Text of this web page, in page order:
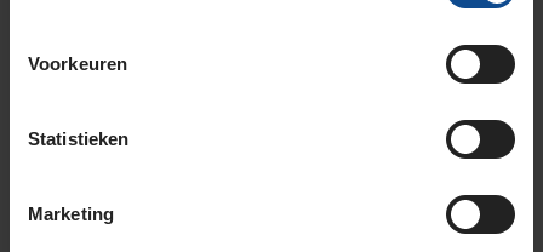
Voorkeuren
Statistieken
Marketing
225/60R17 103V EXTRALOAD